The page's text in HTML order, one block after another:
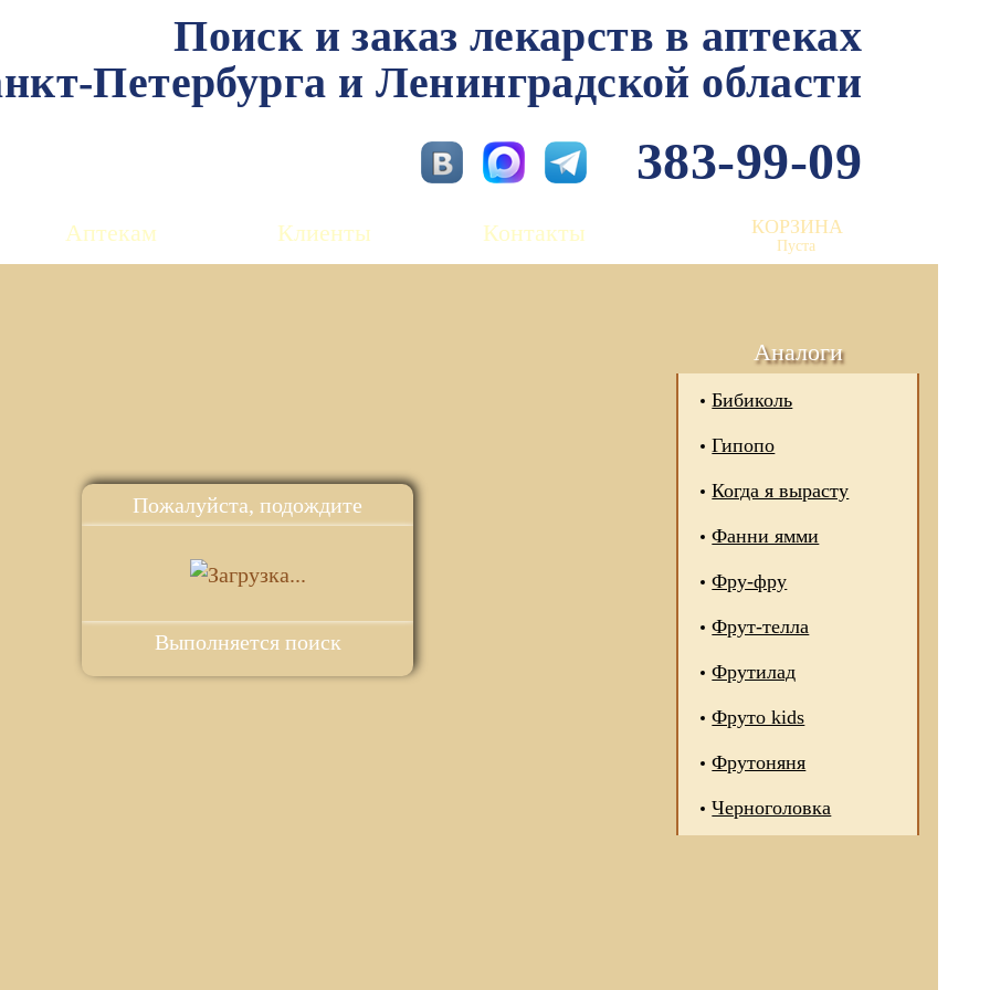
Пожалуйста, подождите
Выполняется поиск
Поиск и заказ лекарств в аптеках
Петербурга и Ленинградской области
383-99-09
Аптекам Клиенты Контакты КОРЗИНА
Пуста
Аналоги
Бибиколь
Гипопо
Когда я вырасту
Фанни ямми
Фру-фру
Фрут-телла
Фрутилад
Фруто kids
Фрутоняня
Черноголовка